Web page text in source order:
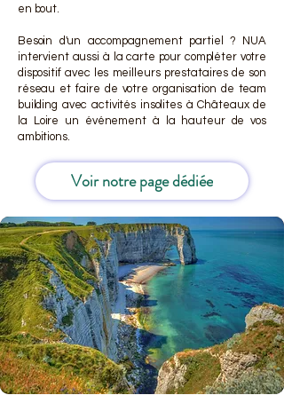
en bout.
Besoin d'un accompagnement partiel ? NUA
intervient aussi à la carte pour compléter votre
dispositif avec les meilleurs prestataires de son
réseau et faire de votre organisation de team
building avec activités insolites à Châteaux de
la Loire un événement à la hauteur de vos
ambitions.
Voir notre page dédiée